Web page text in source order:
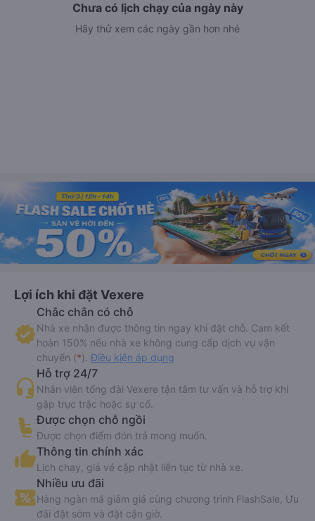
Chưa có lịch chạy của ngày này
Hãy thử xem các ngày gần hơn nhé
Lợi ích khi đặt Vexere
Chắc chắn có chỗ
Nhà xe nhận được thông tin ngay khi đặt chỗ. Cam kết
hoàn 150% nếu nhà xe không cung cấp dịch vụ vận
chuyển (*). Điều kiện áp dụng
Hỗ trợ 24/7
Nhân viên tổng đài Vexere tận tâm tư vấn và hỗ trợ khi
gặp trục trặc hoặc sự cố.
Được chọn chỗ ngồi
Được chọn điểm đón trả mong muốn.
Thông tin chính xác
Lịch chạy, giá vé cập nhật liên tục từ nhà xe.
Nhiều ưu đãi
Hàng ngàn mã giảm giá cùng chương trình FlashSale, Ưu
đãi đặt sớm và đặt cận giờ.